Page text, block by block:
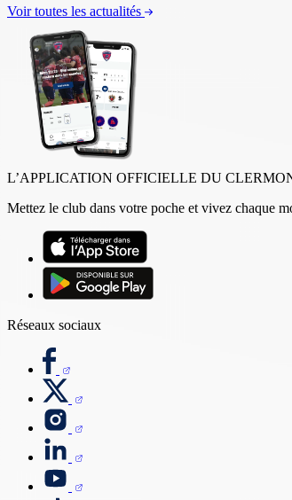
Voir toutes les actualités
L’APPLICATION OFFICIELLE DU
Mettez le club dans votre poche et vivez chaque
Réseaux sociaux